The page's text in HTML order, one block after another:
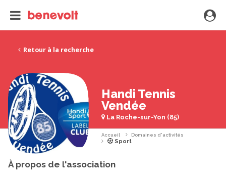
Retour à la recherche
Handi Tennis
Vendée
La Roche-sur-Yon (85)
Accueil Domaines d'activités
Sport
À propos de l'association